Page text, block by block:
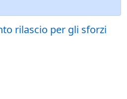
rilascio per gli sforzi